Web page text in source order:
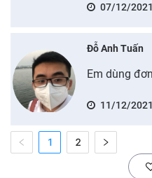
07/12/2021
Đỗ Anh Tuấn
Em dùng
11/12/2021
1 2